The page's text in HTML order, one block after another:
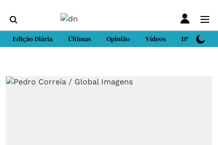
Edição Diária Últimas Opinião Vídeos DN Sport